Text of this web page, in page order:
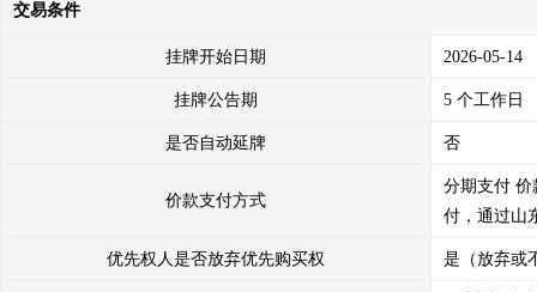
交易条件
挂牌开始日期 2026-05-14
挂牌公告期 5 个工作日
是否自动延牌 否
价款支付方式
分期支付 价
付，通过山
优先权人是否放弃优先购买权 是（放弃或